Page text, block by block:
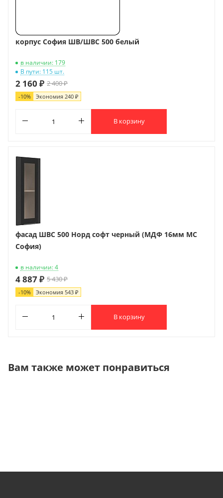
корпус София ШВ/ШВС 500 белый
в наличии: 179
В пути: 115 шт.
2 160 ₽ 2 400 ₽
-10% Экономия 240 ₽
В корзину
фасад ШВС 500 Норд софт черный (МДФ 16мм МС
София)
в наличии: 4
4 887 ₽ 5 430 ₽
-10% Экономия 543 ₽
В корзину
Вам также может понравиться